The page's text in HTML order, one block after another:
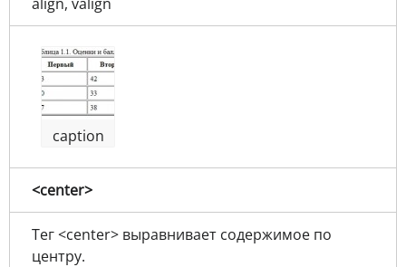
caption
<center>
Тег <center> выравнивает содержимое по
центру.